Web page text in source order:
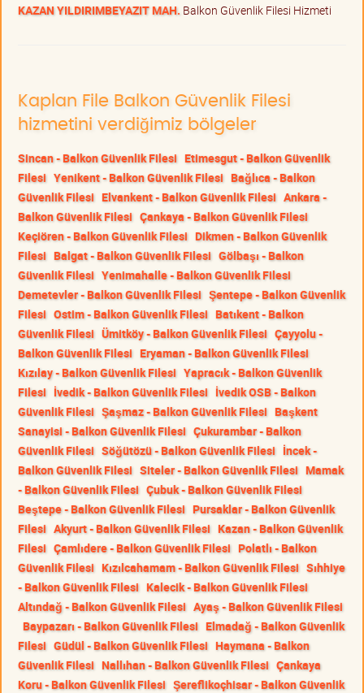
KAZAN YILDIRIMBEYAZIT MAH. Balkon Güvenlik Filesi Hizmeti
Kaplan File Balkon Güvenlik Filesi
hizmetini verdiğimiz bölgeler
Sincan - Balkon Güvenlik Filesi Etimesgut - Balkon Güvenlik
Filesi Yenikent - Balkon Güvenlik Filesi Bağlıca - Balkon
Güvenlik Filesi Elvankent - Balkon Güvenlik Filesi Ankara -
Balkon Güvenlik Filesi Çankaya - Balkon Güvenlik Filesi
Keçiören - Balkon Güvenlik Filesi Dikmen - Balkon Güvenlik
Filesi Balgat - Balkon Güvenlik Filesi Gölbaşı - Balkon
Güvenlik Filesi Yenimahalle - Balkon Güvenlik Filesi
Demetevler - Balkon Güvenlik Filesi Şentepe - Balkon Güvenlik
Filesi Ostim - Balkon Güvenlik Filesi Batıkent - Balkon
Güvenlik Filesi Ümitköy - Balkon Güvenlik Filesi Çayyolu -
Balkon Güvenlik Filesi Eryaman - Balkon Güvenlik Filesi
Kızılay - Balkon Güvenlik Filesi Yapracık - Balkon Güvenlik
Filesi İvedik - Balkon Güvenlik Filesi İvedik OSB - Balkon
Güvenlik Filesi Şaşmaz - Balkon Güvenlik Filesi Başkent
Sanayisi - Balkon Güvenlik Filesi Çukurambar - Balkon
Güvenlik Filesi Söğütözü - Balkon Güvenlik Filesi İncek -
Balkon Güvenlik Filesi Siteler - Balkon Güvenlik Filesi Mamak
- Balkon Güvenlik Filesi Çubuk - Balkon Güvenlik Filesi
Beştepe - Balkon Güvenlik Filesi Pursaklar - Balkon Güvenlik
Filesi Akyurt - Balkon Güvenlik Filesi Kazan - Balkon Güvenlik
Filesi Çamlıdere - Balkon Güvenlik Filesi Polatlı - Balkon
Güvenlik Filesi Kızılcahamam - Balkon Güvenlik Filesi Sıhhiye
- Balkon Güvenlik Filesi Kalecik - Balkon Güvenlik Filesi
Altındağ - Balkon Güvenlik Filesi Ayaş - Balkon Güvenlik Filesi
Baypazarı - Balkon Güvenlik Filesi Elmadağ - Balkon Güvenlik
Filesi Güdül - Balkon Güvenlik Filesi Haymana - Balkon
Güvenlik Filesi Nallıhan - Balkon Güvenlik Filesi Çankaya
Koru - Balkon Güvenlik Filesi Şereflikoçhisar - Balkon Güvenlik